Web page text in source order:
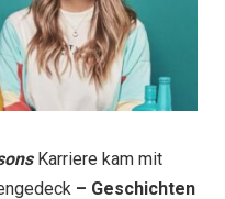
Karriere kam mit
– Geschichten